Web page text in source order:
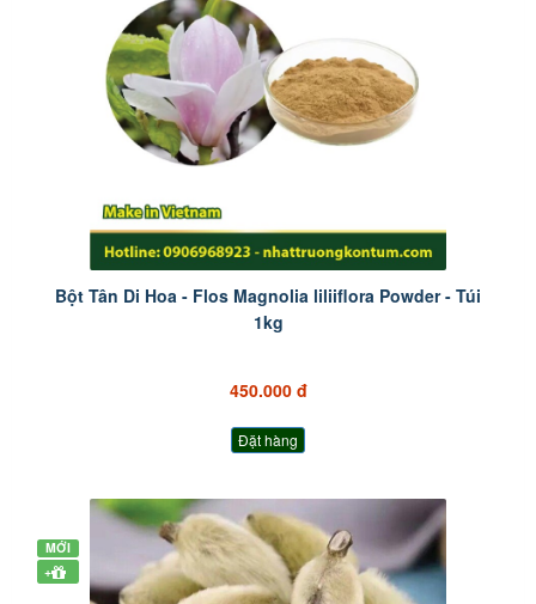
Bột Tân Di Hoa - Flos Magnolia liliiflora Powder - Túi
1kg
450.000 đ
Đặt hàng
MỚI
+